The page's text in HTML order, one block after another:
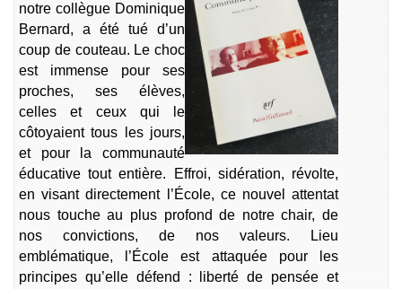
notre collègue Dominique
Bernard, a été tué d’un
coup de couteau. Le choc
est immense pour ses
proches, ses élèves,
celles et ceux qui le
côtoyaient tous les jours,
et pour la communauté
éducative tout entière. Effroi, sidération, révolte,
en visant directement l’École, ce nouvel attentat
nous touche au plus profond de notre chair, de
nos convictions, de nos valeurs. Lieu
emblématique, l’École est attaquée pour les
principes qu’elle défend : liberté de pensée et